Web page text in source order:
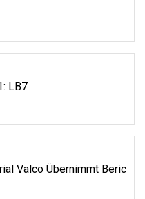
LB7
Valco Übernimmt Beric